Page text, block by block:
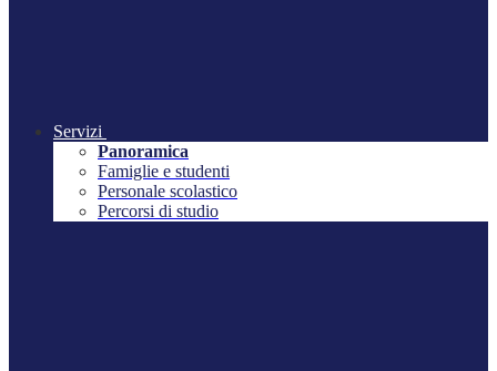
Servizi
Panoramica
Famiglie e studenti
Personale scolastico
Percorsi di studio